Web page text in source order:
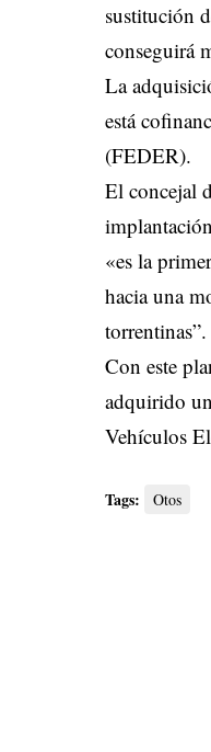
sustitución
conseguirá
La
está
(FEDER).
El concejal
«es la
hacia una
torrentinas”.
Con este
adquirido
Vehículos
Tags: Otos